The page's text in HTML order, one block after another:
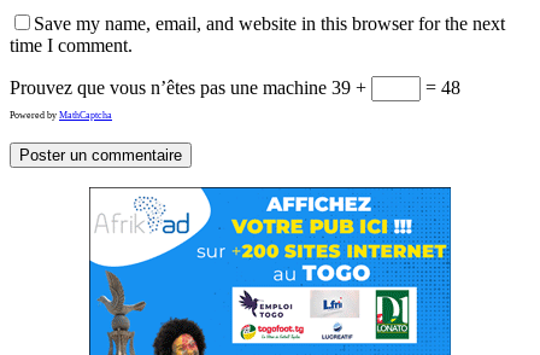
Save my name, email, and website in this browser for the next
time I comment.
Prouvez que vous n’êtes pas une machine 39 + = 48
Powered by MathCaptcha